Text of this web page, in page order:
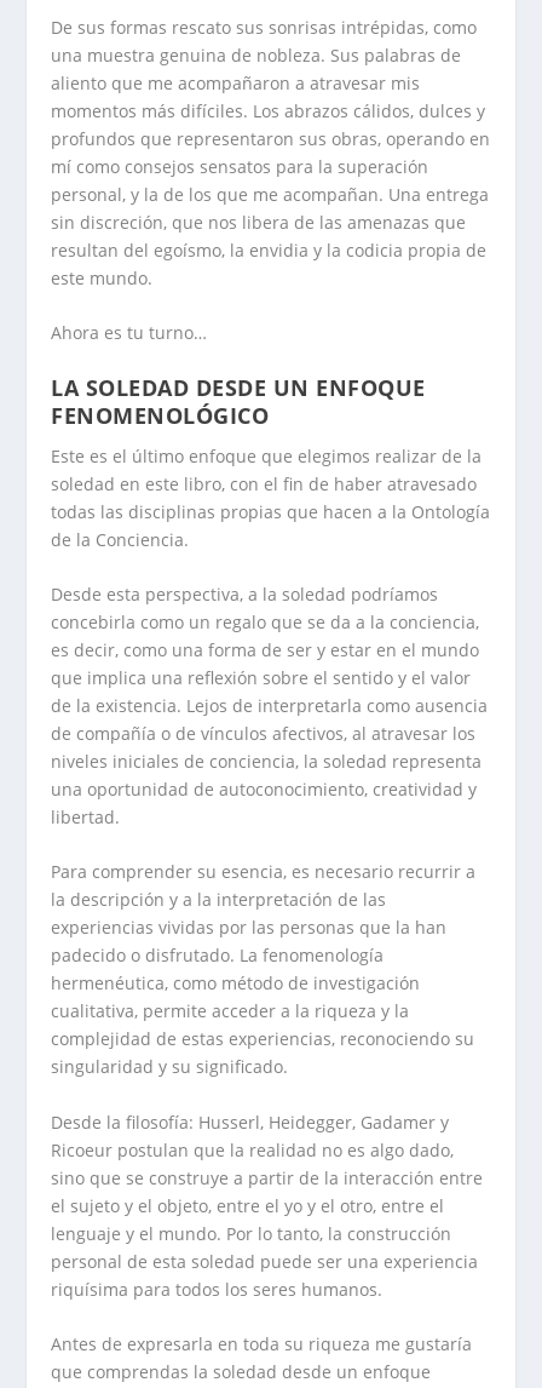
De sus formas rescato sus sonrisas intrépidas, como
una muestra genuina de nobleza. Sus palabras de
aliento que me acompañaron a atravesar mis
momentos más difíciles. Los abrazos cálidos, dulces y
profundos que representaron sus obras, operando en
mí como consejos sensatos para la superación
personal, y la de los que me acompañan. Una entrega
sin discreción, que nos libera de las amenazas que
resultan del egoísmo, la envidia y la codicia propia de
este mundo.
Ahora es tu turno…
LA SOLEDAD DESDE UN ENFOQUE
FENOMENOLÓGICO
Este es el último enfoque que elegimos realizar de la
soledad en este libro, con el fin de haber atravesado
todas las disciplinas propias que hacen a la Ontología
de la Conciencia.
Desde esta perspectiva, a la soledad podríamos
concebirla como un regalo que se da a la conciencia,
es decir, como una forma de ser y estar en el mundo
que implica una reflexión sobre el sentido y el valor
de la existencia. Lejos de interpretarla como ausencia
de compañía o de vínculos afectivos, al atravesar los
niveles iniciales de conciencia, la soledad representa
una oportunidad de autoconocimiento, creatividad y
libertad.
Para comprender su esencia, es necesario recurrir a
la descripción y a la interpretación de las
experiencias vividas por las personas que la han
padecido o disfrutado. La fenomenología
hermenéutica, como método de investigación
cualitativa, permite acceder a la riqueza y la
complejidad de estas experiencias, reconociendo su
singularidad y su significado.
Desde la filosofía: Husserl, Heidegger, Gadamer y
Ricoeur postulan que la realidad no es algo dado,
sino que se construye a partir de la interacción entre
el sujeto y el objeto, entre el yo y el otro, entre el
lenguaje y el mundo. Por lo tanto, la construcción
personal de esta soledad puede ser una experiencia
riquísima para todos los seres humanos.
Antes de expresarla en toda su riqueza me gustaría
que comprendas la soledad desde un enfoque